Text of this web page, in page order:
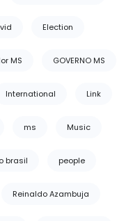
Election
MS GOVERNO MS
International Link
ms Music
brasil people
Reinaldo Azambuja